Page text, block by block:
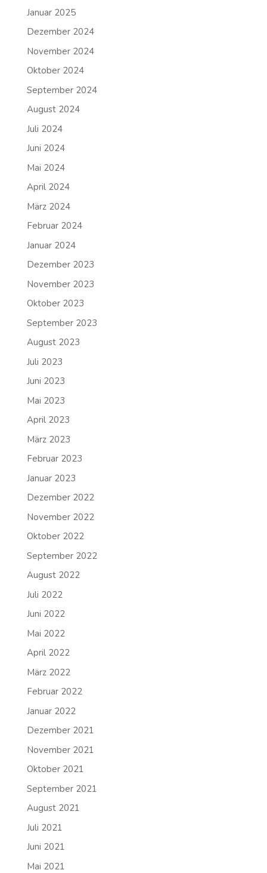
Januar 2025
Dezember 2024
November 2024
Oktober 2024
September 2024
August 2024
Juli 2024
Juni 2024
Mai 2024
April 2024
März 2024
Februar 2024
Januar 2024
Dezember 2023
November 2023
Oktober 2023
September 2023
August 2023
Juli 2023
Juni 2023
Mai 2023
April 2023
März 2023
Februar 2023
Januar 2023
Dezember 2022
November 2022
Oktober 2022
September 2022
August 2022
Juli 2022
Juni 2022
Mai 2022
April 2022
März 2022
Februar 2022
Januar 2022
Dezember 2021
November 2021
Oktober 2021
September 2021
August 2021
Juli 2021
Juni 2021
Mai 2021